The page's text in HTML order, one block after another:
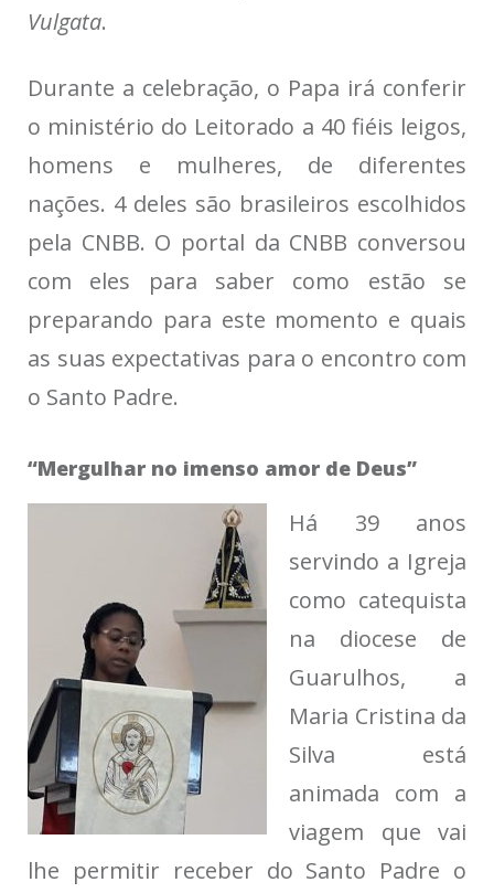
Vulgata.
Durante a celebração, o Papa irá conferir
o ministério do Leitorado a 40 fiéis leigos,
homens e mulheres, de diferentes
nações. 4 deles são brasileiros escolhidos
pela CNBB. O portal da CNBB conversou
com eles para saber como estão se
preparando para este momento e quais
as suas expectativas para o encontro com
o Santo Padre.
“Mergulhar no imenso amor de Deus”
Há 39 anos
servindo a Igreja
como catequista
na diocese de
Guarulhos, a
Maria Cristina da
Silva está
animada com a
viagem que vai
lhe permitir receber do Santo Padre o